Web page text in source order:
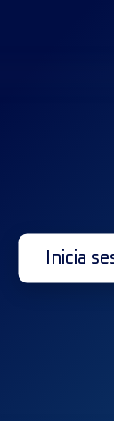
Inicia